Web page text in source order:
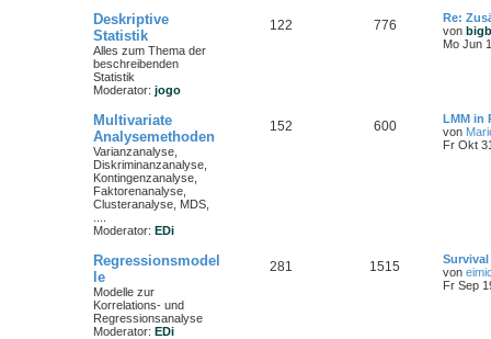
Deskriptive
Statistik
Alles zum Thema der
beschreibenden
Statistik
Moderator: jogo
122 776
Re:
von
Mo Jun
Multivariate
Analysemethoden
Varianzanalyse,
Diskriminanzanalyse,
Kontingenzanalyse,
Faktorenanalyse,
Clusteranalyse, MDS,
Moderator: EDi
152 600
LMM in
von
Fr Okt
Regressionsmodel
le
Modelle zur
Korrelations- und
Regressionsanalyse
Moderator: EDi
281 1515
von
Fr Sep